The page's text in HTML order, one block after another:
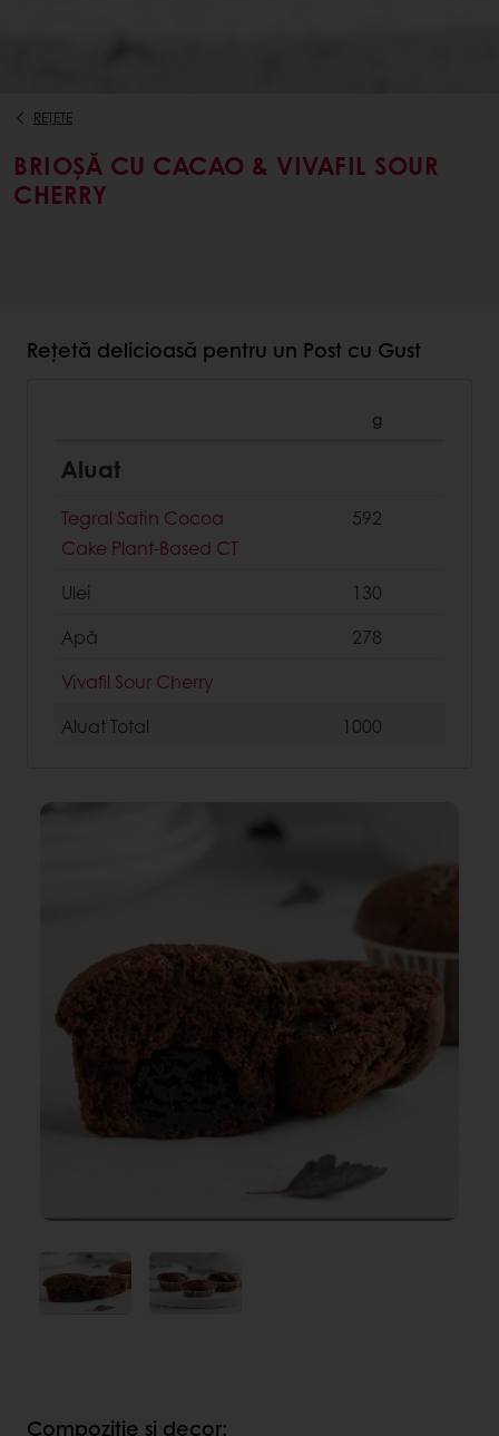
REȚETE
BRIOȘĂ CU CACAO & VIVAFIL SOUR
CHERRY
Rețetă delicioasă pentru un Post cu Gust
g
Aluat
Tegral Satin Cocoa
Cake Plant-Based CT
592
Ulei
130
Apă
278
Vivafil Sour Cherry
AluatTotal 1000
Compoziție și decor: